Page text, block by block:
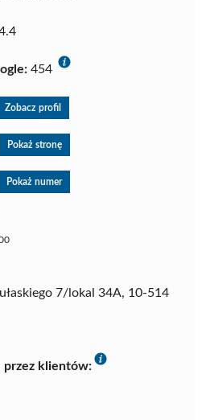
454
Zobacz profil
Pokaż stronę
Pokaż numer
7/lokal 34A, 10-514
przez klientów: